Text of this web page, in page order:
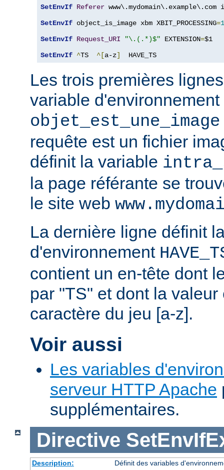
SetEnvIf Referer
SetEnvIf object_is_image xbm XBIT_PROCESSING=1
SetEnvIf Request_URI "\.(.*)$" EXTENSION=$1
SetEnvIf ^TS ^[a-z]
  HAVE_TS
Les trois premières
variable d'environnement
objet_est_une_image
requête est un fichier
définit la variable
la page référante se
le site web
La dernière ligne définit
d'environnement
contient un en-tête dont
par "TS" et dont la
caractère du jeu [a-z].
Voir aussi
Les variables
serveur HTTP Apache
supplémentaires.
Directive
Description:
Définit des variables